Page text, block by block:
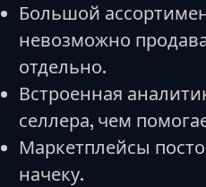
Большой
невозможно
отдельно.
Встроенная
селлера, чем
Маркетплейсы
начеку.